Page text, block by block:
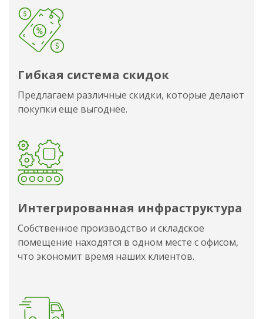
Гибкая система скидок
Предлагаем различные скидки, которые делают
покупки еще выгоднее.
Интегрированная инфраструктура
Собственное производство и складское
помещение находятся в одном месте с офисом,
что экономит время наших клиентов.